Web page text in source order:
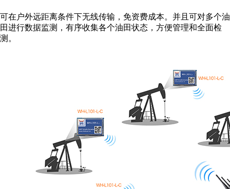
可在户外远距离条件下无线传输，免资费成本。并且可对多个油
田进行数据监测，有序收集各个油田状态，方便管理和全面检
测。